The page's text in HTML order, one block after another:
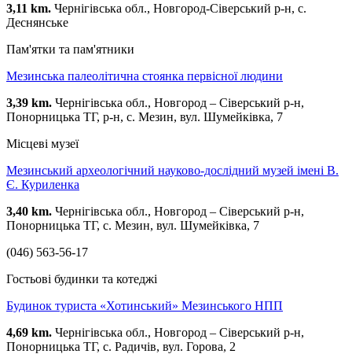
3,11 km. Чернігівська обл., Новгород-Сіверський р-н, с.
Деснянське
Пам'ятки та пам'ятники
Мезинська палеолітична стоянка первісної людини
3,39 km. Чернігівська обл., Новгород – Сіверський р-н,
Понорницька ТГ, р-н, с. Мезин, вул. Шумейківка, 7
Місцеві музеї
Мезинський археологічний науково-дослідний музей імені В.
Є. Куриленка
3,40 km. Чернігівська обл., Новгород – Сіверський р-н,
Понорницька ТГ, с. Мезин, вул. Шумейківка, 7
(046) 563-56-17
Гостьові будинки та котеджі
Будинок туриста «Хотинський» Мезинського НПП
4,69 km. Чернігівська обл., Новгород – Сіверський р-н,
Понорницька ТГ, с. Радичів, вул. Горова, 2